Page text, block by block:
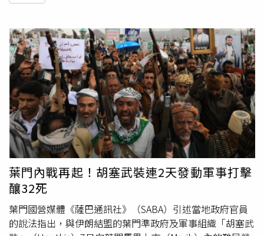
葉門內戰再起！胡塞武裝連2天發動軍事打擊
釀32死
葉門國營媒體《薩巴通訊社》（SABA）引述當地政府官員
的說法指出，與伊朗結盟的葉門準政府及軍事組織「胡塞武